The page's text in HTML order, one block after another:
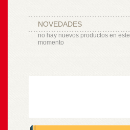
NOVEDADES
no hay nuevos productos en este
momento